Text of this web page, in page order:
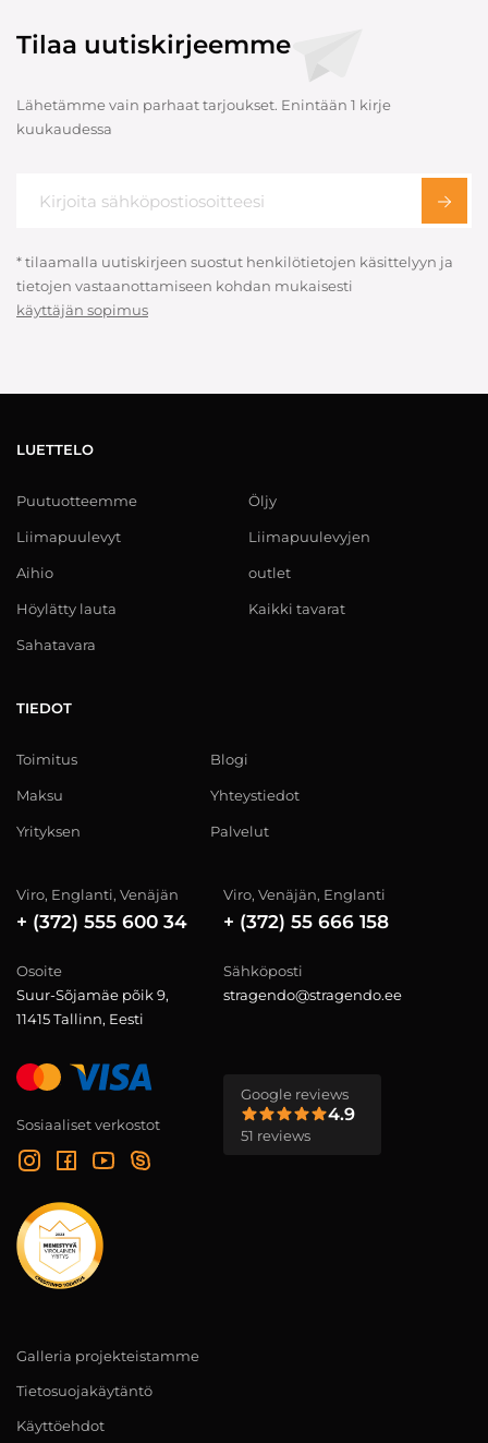
Tilaa uutiskirjeemme
Lähetämme vain parhaat tarjoukset. Enintään 1 kirje
kuukaudessa
* tilaamalla uutiskirjeen suostut henkilötietojen käsittelyyn ja
tietojen vastaanottamiseen kohdan mukaisesti
käyttäjän sopimus
LUETTELO
Puutuotteemme
Liimapuulevyt
Aihio
Höylätty lauta
Sahatavara
Öljy
Liimapuulevyjen
outlet
Kaikki tavarat
TIEDOT
Toimitus
Maksu
Yrityksen
Blogi
Yhteystiedot
Palvelut
Viro, Englanti, Venäjän
+ (372) 555 600 34
Viro, Venäjän, Englanti
+ (372) 55 666 158
Osoite
Suur-Sõjamäe põik 9,
11415 Tallinn, Eesti
Sähköposti
stragendo@stragendo.ee
Sosiaaliset verkostot
Google reviews
4.9
51 reviews
Galleria projekteistamme
Tietosuojakäytäntö
Käyttöehdot